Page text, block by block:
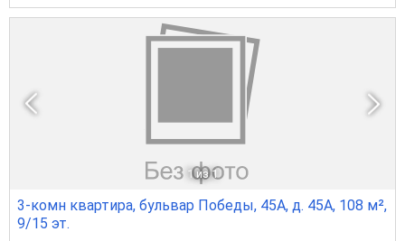
1 из 1
3-комн квартира, бульвар Победы, 45А, д. 45А, 108 м²,
9/15 эт.